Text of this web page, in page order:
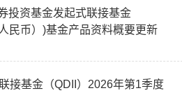
投资基金发起式联接基金
民币）)基金产品资料概要更新
接基金（QDII）2026年第1季度